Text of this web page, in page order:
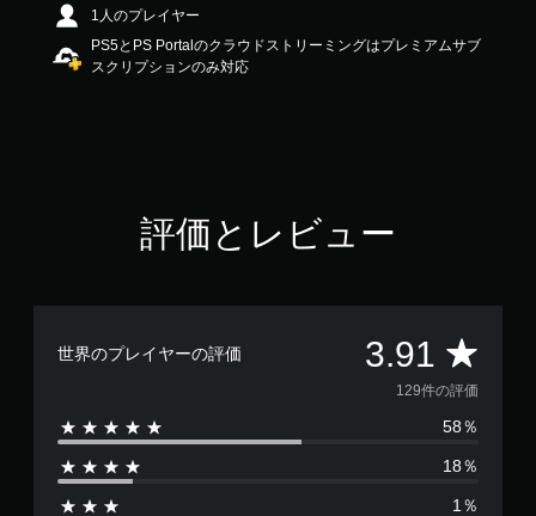
階
中
の
1人のプレイヤー
PS5とPS Portalのクラウドストリーミングはプレミアムサブ
スクリプションのみ対応
評価とレビュー
世界のプレイヤーの評価 3.91 評
価
数
は
129件の評価
58％
18％
1％